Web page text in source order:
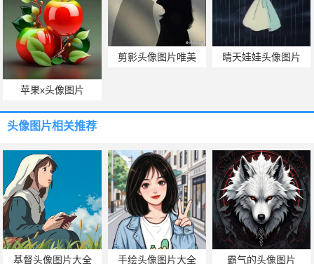
苹果x头像图片
剪影头像图片唯美 晴天娃娃头像图片
头像图片相关推荐
基督头像图片大全 手绘头像图片大全 霸气的头像图片